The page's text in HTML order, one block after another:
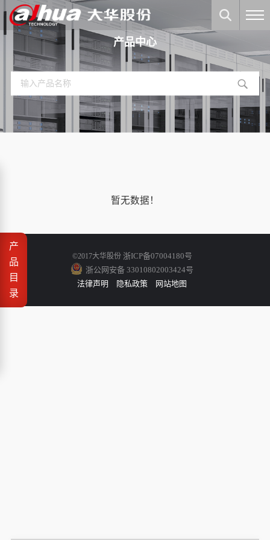
产品中心
产
品
目
录
暂无数据！
©2017大华股份 浙ICP备07004180号
浙公网安备 33010802003424号
法律声明
隐私政策 网站地图